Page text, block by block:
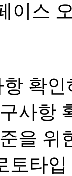
이스
항 확
사항
을 위
토타입